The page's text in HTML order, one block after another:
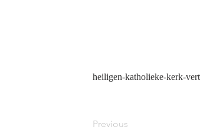
heiligen-katholieke-kerk-
Previous